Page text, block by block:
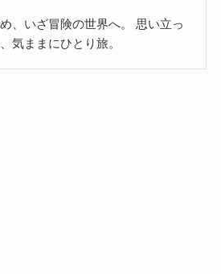
、いざ冒険の世界へ。 思い立っ
気ままにひとり旅。